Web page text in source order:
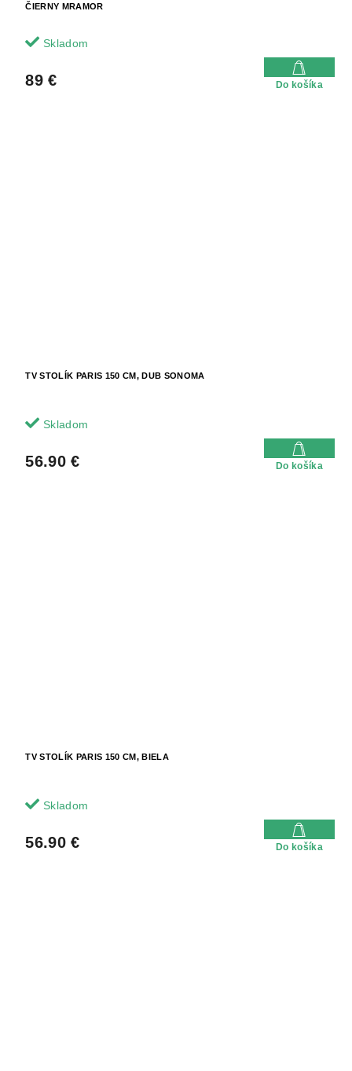
ČIERNY MRAMOR
Skladom
89 € Do košíka
TV STOLÍK PARIS 150 CM, DUB SONOMA
Skladom
56.90 € Do košíka
TV STOLÍK PARIS 150 CM, BIELA
Skladom
56.90 € Do košíka